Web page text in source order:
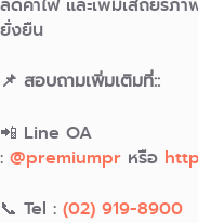
ลดค่าไฟ และเพิ่มเสถียรภ
ยั่งยืน
📌 สอบถามเพิ่มเติมที่::
📲 Line OA
: @premiumpr หรือ
📞 Tel : (02) 919-8900